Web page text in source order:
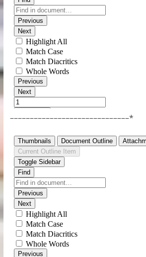
––––––––––––––––––––––––––––––*